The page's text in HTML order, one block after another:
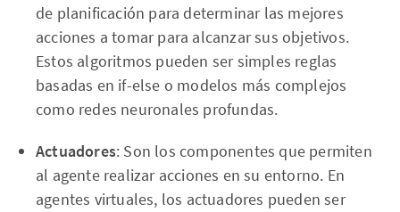
de planificación para determinar las mejores
acciones a tomar para alcanzar sus objetivos.
Estos algoritmos pueden ser simples reglas
basadas en if-else o modelos más complejos
como redes neuronales profundas.
Actuadores: Son los componentes que permiten
al agente realizar acciones en su entorno. En
agentes virtuales, los actuadores pueden ser